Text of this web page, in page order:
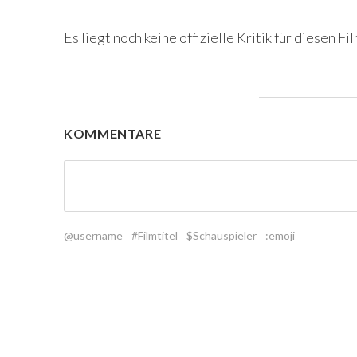
Es liegt noch keine offizielle Kritik für diesen
KOMMENTARE
@username #Filmtitel $Schauspieler :emoji